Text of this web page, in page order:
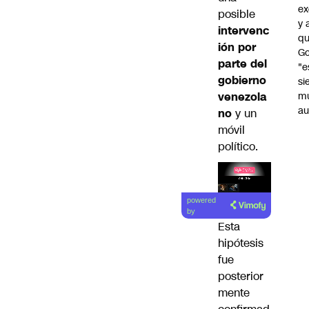
posible
intervenc
ión por
parte del
gobierno
venezola
no y un
móvil
político.
Lea el
artículo
powered
by
Esta
hipótesis
fue
posterior
mente
y